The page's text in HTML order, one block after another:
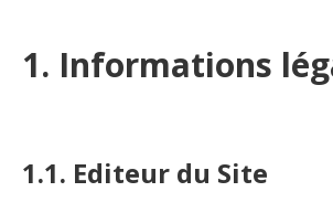
1. Informations
1.1. Editeur du Site